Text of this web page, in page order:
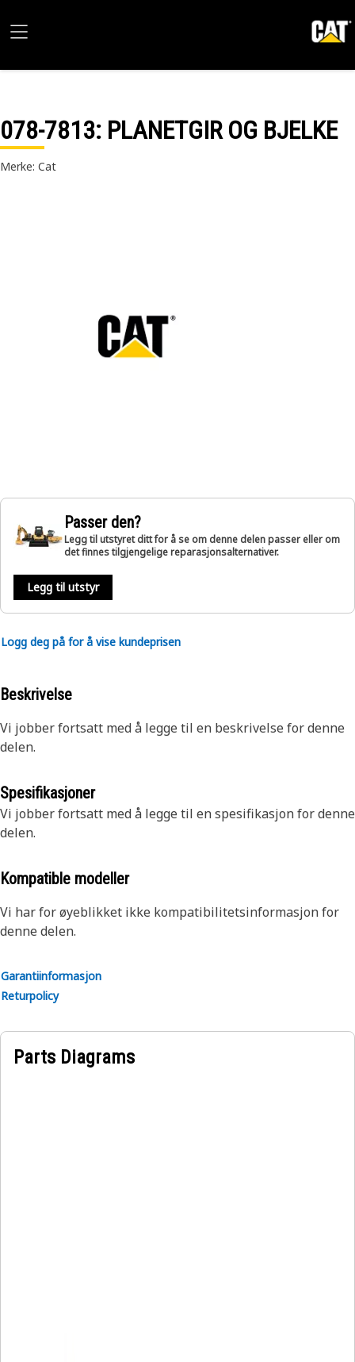
078-7813: PLANETGIR OG BJELKE
Merke: Cat
Passer den?
Legg til utstyret ditt for å se om denne delen passer eller om
det finnes tilgjengelige reparasjonsalternativer.
Legg til utstyr
Logg deg på for å vise kundeprisen
Beskrivelse
Vi jobber fortsatt med å legge til en beskrivelse for denne
delen.
Spesifikasjoner
Vi jobber fortsatt med å legge til en spesifikasjon for denne
delen.
Kompatible modeller
Vi har for øyeblikket ikke kompatibilitetsinformasjon for
denne delen.
Garantiinformasjon
Returpolicy
Parts Diagrams